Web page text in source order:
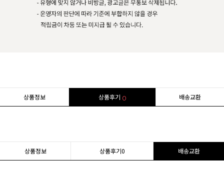
상품정보 상품후기 0 배송교환
상품정보 상품후기0 배송교환